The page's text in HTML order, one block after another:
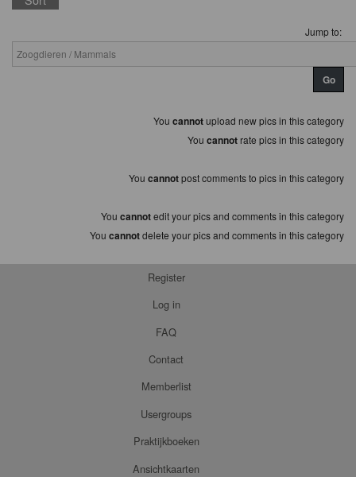
Jump to:
You cannotupload new pics in this category
You cannot rate pics in this category
You cannotpost comments to pics in this category
You cannotedit your pics and comments in this category
You cannotdelete your pics and comments in this category
Register
Log in
FAQ
Contact
Memberlist
Usergroups
Praktijkboeken
Ansichtkaarten